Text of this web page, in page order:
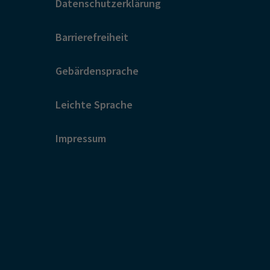
Datenschutzerklärung
Barrierefreiheit
Gebärdensprache
Leichte Sprache
Impressum